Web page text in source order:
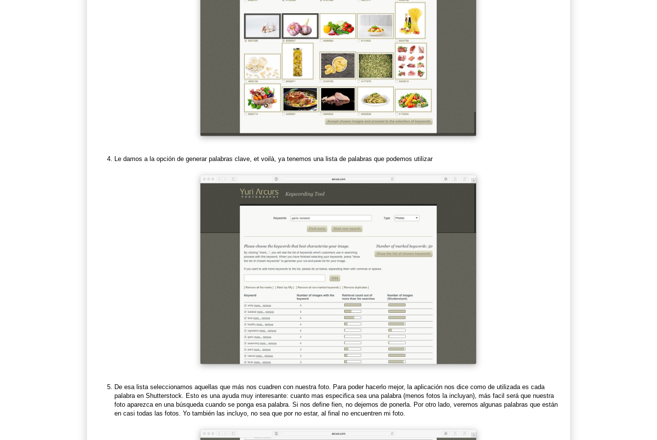
Le damos a la opción de generar palabras clave, et voilà, ya tenemos una lista de palabras que podemos utilizar
De esa lista seleccionamos aquellas que más nos cuadren con nuestra foto. Para poder hacerlo mejor, la aplicación nos dice como de utilizada es cada
palabra en Shutterstock. Esto es una ayuda muy interesante: cuanto mas especifica sea una palabra (menos fotos la incluyan), más facil será que nuestra
foto aparezca en una búsqueda cuando se ponga esa palabra. Si nos define fien, no dejemos de ponerla. Por otro lado, veremos algunas palabras que están
en casi todas las fotos. Yo también las incluyo, no sea que por no estar, al final no encuentren mi foto.